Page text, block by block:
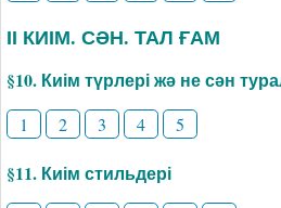
ІІ КИІМ. СӘН. ТАЛ ҒАМ
§10. Киім түрлері жә не сән
1 2 3 4 5
§11. Киім стильдері